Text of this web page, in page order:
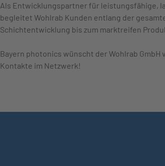
Als Entwicklungspartner für leistungsfähige,
begleitet Wohlrab Kunden entlang der
Schichtentwicklung bis zum marktreifen
Bayern photonics wünscht der Wohlrab
Kontakte im Netzwerk!